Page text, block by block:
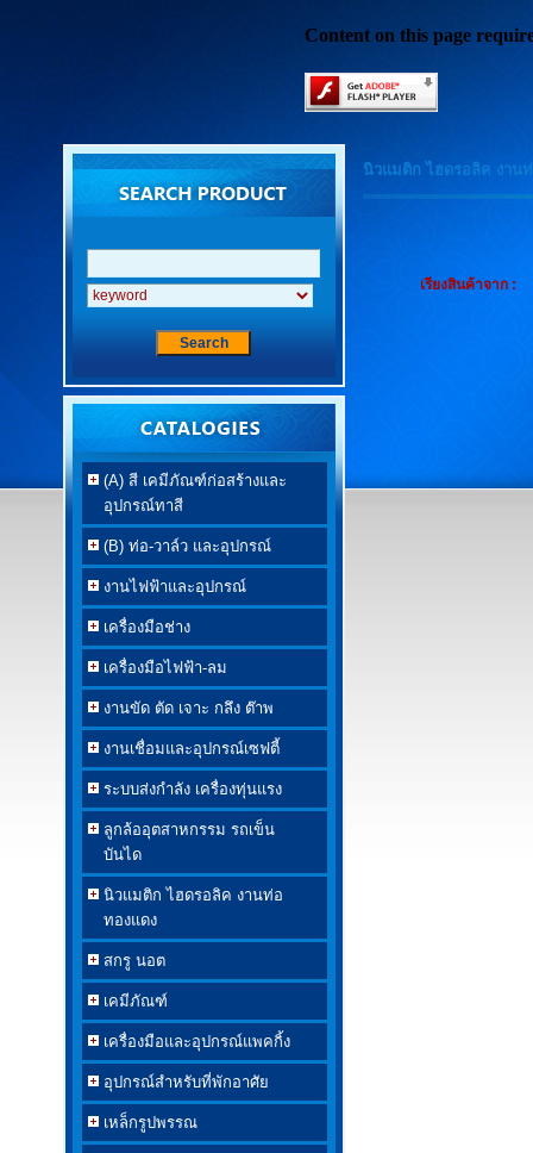
Content on this page
(A) สี เคมีภัณฑ์ก่อสร้างและ
อุปกรณ์ทาสี
(B) ท่อ-วาล์ว และอุปกรณ์
งานไฟฟ้าและอุปกรณ์
เครื่องมือช่าง
เครื่องมือไฟฟ้า-ลม
งานขัด ตัด เจาะ กลึง ต๊าพ
งานเชื่อมและอุปกรณ์เซฟตี้
ระบบส่งกำลัง เครื่องทุ่นแรง
ลูกล้ออุตสาหกรรม รถเข็น
บันได
นิวแมติก ไฮดรอลิค งานท่อ
ทองแดง
สกรู นอต
เคมีภัณฑ์
เครื่องมือและอุปกรณ์แพคกิ้ง
อุปกรณ์สำหรับที่พักอาศัย
เหล็กรูปพรรณ
นิวแมติก ไฮดรอลิค งาน
เรียงสินค้าจาก :